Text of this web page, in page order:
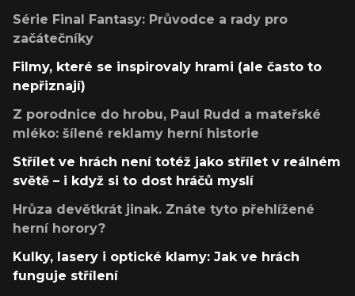
Série Final Fantasy: Průvodce a rady pro
začátečníky
Filmy, které se inspirovaly hrami (ale často to
nepřiznají)
Z porodnice do hrobu, Paul Rudd a mateřské
mléko: šílené reklamy herní historie
Střílet ve hrách není totéž jako střílet v reálném
světě – i když si to dost hráčů myslí
Hrůza devětkrát jinak. Znáte tyto přehlížené
herní horory?
Kulky, lasery i optické klamy: Jak ve hrách
funguje střílení